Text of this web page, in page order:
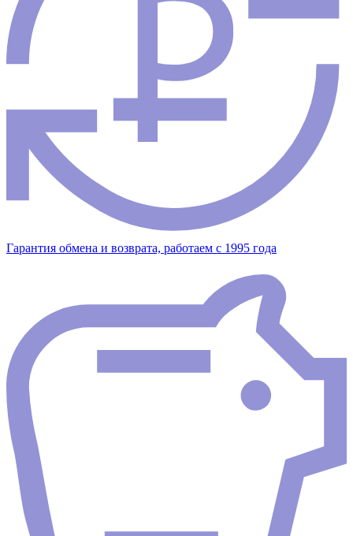
Гарантия обмена и возврата, работаем с 1995 года